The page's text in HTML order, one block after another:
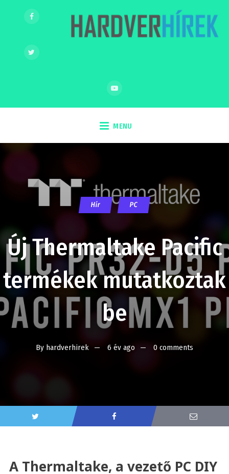
MENU
Hír PC
Új Thermaltake Pacific
termékek mutatkoztak
be
By hardverhirek 6 év ago 0 comments
A Thermaltake, a vezető PC DIY